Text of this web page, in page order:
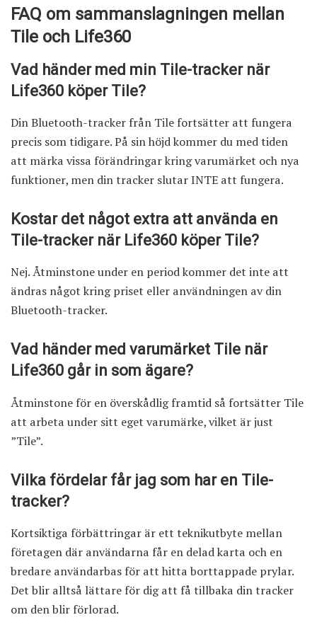
FAQ om sammanslagningen mellan
Tile och Life360
Vad händer med min Tile-tracker när
Life360 köper Tile?
Din Bluetooth-tracker från Tile fortsätter att fungera
precis som tidigare. På sin höjd kommer du med tiden
att märka vissa förändringar kring varumärket och nya
funktioner, men din tracker slutar INTE att fungera.
Kostar det något extra att använda en
Tile-tracker när Life360 köper Tile?
Nej. Åtminstone under en period kommer det inte att
ändras något kring priset eller användningen av din
Bluetooth-tracker.
Vad händer med varumärket Tile när
Life360 går in som ägare?
Åtminstone för en överskådlig framtid så fortsätter Tile
att arbeta under sitt eget varumärke, vilket är just
”Tile”.
Vilka fördelar får jag som har en Tile-
tracker?
Kortsiktiga förbättringar är ett teknikutbyte mellan
företagen där användarna får en delad karta och en
bredare användarbas för att hitta borttappade prylar.
Det blir alltså lättare för dig att få tillbaka din tracker
om den blir förlorad.